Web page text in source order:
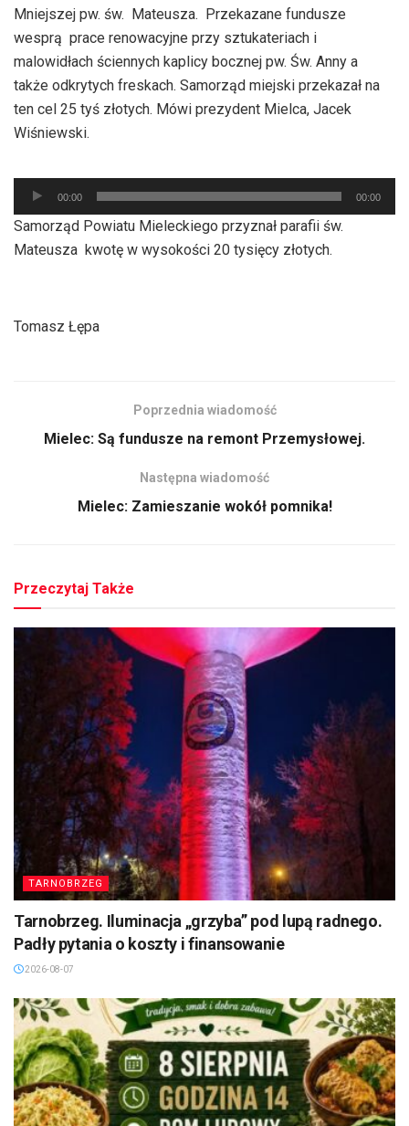
Mniejszej pw. św. Mateusza. Przekazane fundusze
wesprą prace renowacyjne przy sztukateriach i
malowidłach ściennych kaplicy bocznej pw. Św. Anny a
także odkrytych freskach. Samorząd miejski przekazał na
ten cel 25 tyś złotych. Mówi prezydent Mielca, Jacek
Wiśniewski.
Odtwarzacz
plików
dźwiękowych
00:00 00:00
Samorząd Powiatu Mieleckiego przyznał parafii św.
Mateusza kwotę w wysokości 20 tysięcy złotych.
Tomasz Łępa
Poprzednia wiadomość
Mielec: Są fundusze na remont Przemysłowej.
Następna wiadomość
Mielec: Zamieszanie wokół pomnika!
Przeczytaj Także
TARNOBRZEG
Tarnobrzeg. Iluminacja „grzyba” pod lupą radnego.
Padły pytania o koszty i finansowanie
2026-08-07